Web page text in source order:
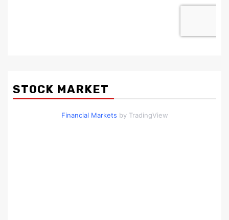
STOCK MARKET
Financial Markets by TradingView